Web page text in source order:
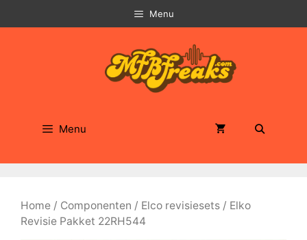
naar
Menu
Menu
Home / Componenten / Elco revisiesets / Elko
Revisie Pakket 22RH544